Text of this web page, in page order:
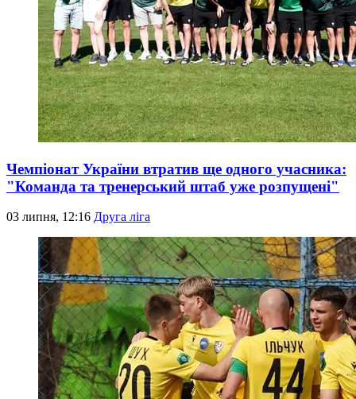
Чемпіонат України втратив ще одного учасника:
"Команда та тренерський штаб уже розпущені"
03 липня, 12:16 Друга ліга